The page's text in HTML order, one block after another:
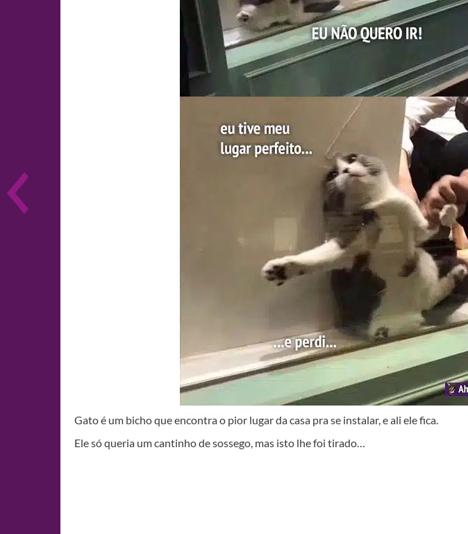
Gato é um bicho que encontra o pior lugar da casa pra se instalar, e ali ele fica.
Ele só queria um cantinho de sossego, mas isto lhe foi tirado…